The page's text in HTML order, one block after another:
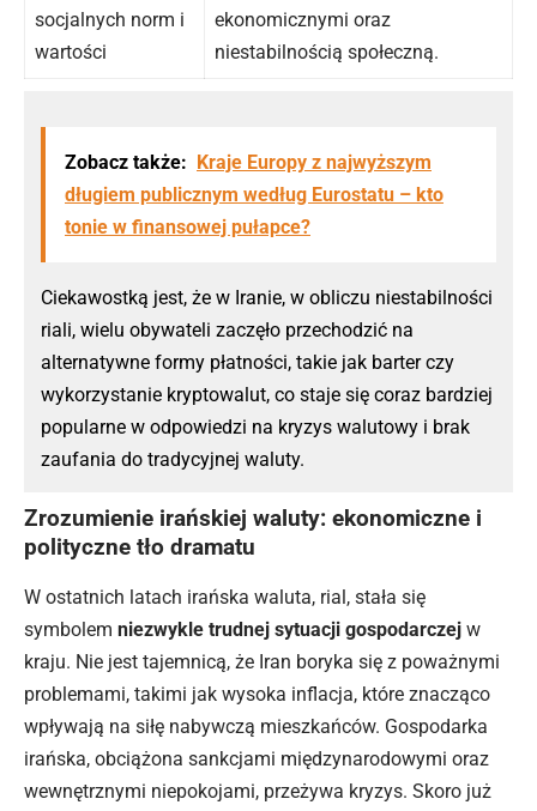
socjalnych norm i
wartości
ekonomicznymi oraz
niestabilnością społeczną.
Zobacz także: Kraje Europy z najwyższym
długiem publicznym według Eurostatu – kto
tonie w finansowej pułapce?
Ciekawostką jest, że w Iranie, w obliczu niestabilności
riali, wielu obywateli zaczęło przechodzić na
alternatywne formy płatności, takie jak barter czy
wykorzystanie kryptowalut, co staje się coraz bardziej
popularne w odpowiedzi na kryzys walutowy i brak
zaufania do tradycyjnej waluty.
Zrozumienie irańskiej waluty: ekonomiczne i
polityczne tło dramatu
W ostatnich latach irańska waluta, rial, stała się
symbolem niezwykle trudnej sytuacji gospodarczej w
kraju. Nie jest tajemnicą, że Iran boryka się z poważnymi
problemami, takimi jak wysoka inflacja, które znacząco
wpływają na siłę nabywczą mieszkańców. Gospodarka
irańska, obciążona sankcjami międzynarodowymi oraz
wewnętrznymi niepokojami, przeżywa kryzys. Skoro już